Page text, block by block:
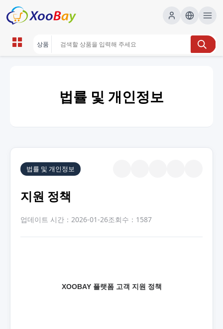
법률 및 개인정보
법률 및 개인정보
지원 정책
업데이트 시간：2026-01-26조회수：1587
XOOBAY 플랫폼 고객 지원 정책